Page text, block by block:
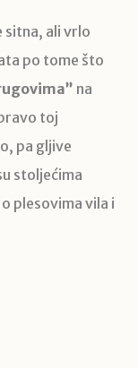
sitna, ali vrlo
po tome što
na
toj
pa gljive
stoljećima
plesovima vila i